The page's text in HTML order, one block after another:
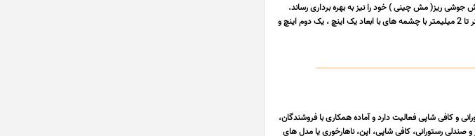
ریز( مش چینی ) خود را نیز به بهره برداری رساند.
تولید مش جوشی ریز در این شرکت از مفتول گالوانیزه از قطر 0/9 میلیمتر تا 2 میلیمتر با چشمه های با ابعاد یک اینچ ، یک دوم اینچ و
و کافی شاپی فعالیت دارد و آماده همکاری با فروشندگان،
صندلی رستورانی، کافی شاپی، اپن، ناهارخوری یا مدل های